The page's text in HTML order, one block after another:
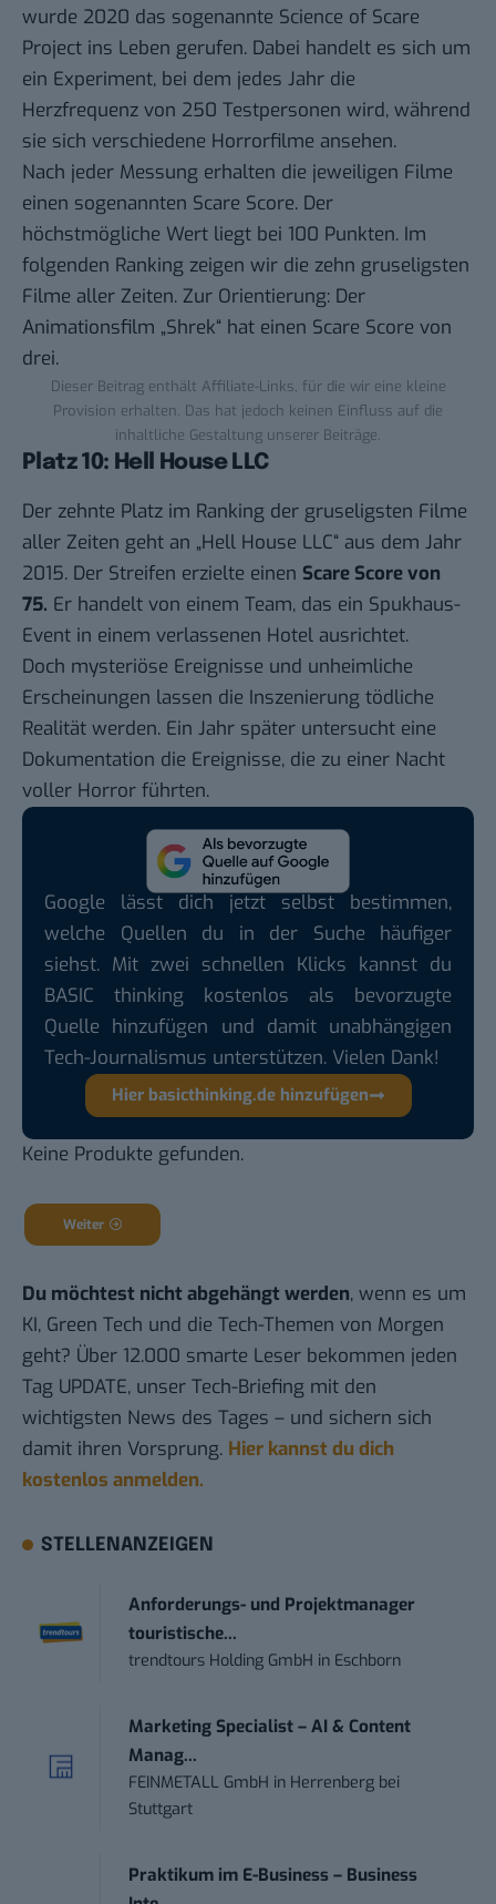
wurde 2020 das sogenannte Science of Scare
Project ins Leben gerufen. Dabei handelt es sich um
ein Experiment, bei dem jedes Jahr die
Herzfrequenz von 250 Testpersonen wird, während
sie sich verschiedene Horrorfilme ansehen.
Nach jeder Messung erhalten die jeweiligen Filme
einen sogenannten Scare Score. Der
höchstmögliche Wert liegt bei 100 Punkten. Im
folgenden Ranking zeigen wir die zehn gruseligsten
Filme aller Zeiten. Zur Orientierung: Der
Animationsfilm „Shrek“ hat einen Scare Score von
drei.
Dieser Beitrag enthält Affiliate-Links, für die wir eine kleine
Provision erhalten. Das hat jedoch keinen Einfluss auf die
inhaltliche Gestaltung unserer Beiträge.
Platz 10: Hell House LLC
Der zehnte Platz im Ranking der gruseligsten Filme
aller Zeiten geht an „Hell House LLC“ aus dem Jahr
2015. Der Streifen erzielte einen Scare Score von
75. Er handelt von einem Team, das ein Spukhaus-
Event in einem verlassenen Hotel ausrichtet.
Doch mysteriöse Ereignisse und unheimliche
Erscheinungen lassen die Inszenierung tödliche
Realität werden. Ein Jahr später untersucht eine
Dokumentation die Ereignisse, die zu einer Nacht
voller Horror führten.
Google lässt dich jetzt selbst bestimmen,
welche Quellen du in der Suche häufiger
siehst. Mit zwei schnellen Klicks kannst du
BASIC thinking kostenlos als bevorzugte
Quelle hinzufügen und damit unabhängigen
Tech-Journalismus unterstützen. Vielen Dank!
Hier basicthinking.de hinzufügen
Keine Produkte gefunden.
Weiter
Du möchtest nicht abgehängt werden, wenn es um
KI, Green Tech und die Tech-Themen von Morgen
geht? Über 12.000 smarte Leser bekommen jeden
Tag UPDATE, unser Tech-Briefing mit den
wichtigsten News des Tages – und sichern sich
damit ihren Vorsprung. Hier kannst du dich
kostenlos anmelden.
STELLENANZEIGEN
Anforderungs- und Projektmanager
touristische...
trendtours Holding GmbH in Eschborn
Marketing Specialist – AI & Content
Manag...
FEINMETALL GmbH in Herrenberg bei
Stuttgart
Praktikum im E-Business – Business